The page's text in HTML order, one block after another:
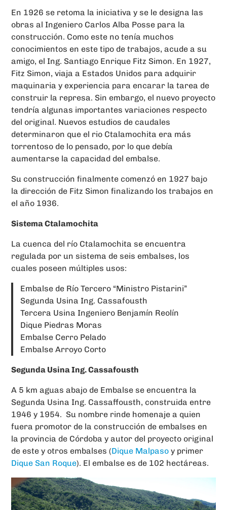
En 1926 se retoma la iniciativa y se le designa las
obras al Ingeniero Carlos Alba Posse para la
construcción. Como este no tenía muchos
conocimientos en este tipo de trabajos, acude a su
amigo, el Ing. Santiago Enrique Fitz Simon. En 1927,
Fitz Simon, viaja a Estados Unidos para adquirir
maquinaria y experiencia para encarar la tarea de
construir la represa. Sin embargo, el nuevo proyecto
tendría algunas importantes variaciones respecto
del original. Nuevos estudios de caudales
determinaron que el rio Ctalamochita era más
torrentoso de lo pensado, por lo que debía
aumentarse la capacidad del embalse.
Su construcción finalmente comenzó en 1927 bajo
la dirección de Fitz Simon finalizando los trabajos en
el año 1936.
Sistema Ctalamochita
La cuenca del río Ctalamochita se encuentra
regulada por un sistema de seis embalses, los
cuales poseen múltiples usos:
Embalse de Río Tercero “Ministro Pistarini”
Segunda Usina Ing. Cassafousth
Tercera Usina Ingeniero Benjamín Reolín
Dique Piedras Moras
Embalse Cerro Pelado
Embalse Arroyo Corto
Segunda Usina Ing. Cassafousth
A 5 km aguas abajo de Embalse se encuentra la
Segunda Usina Ing. Cassaffousth, construida entre
1946 y 1954. Su nombre rinde homenaje a quien
fuera promotor de la construcción de embalses en
la provincia de Córdoba y autor del proyecto original
de este y otros embalses (Dique Malpaso y primer
Dique San Roque). El embalse es de 102 hectáreas.